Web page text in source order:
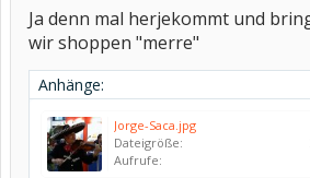
Ja denn mal herjekommt und
wir shoppen "merre"
Anhänge:
Jorge-Saca.jpg
Dateigröße:
Aufrufe: